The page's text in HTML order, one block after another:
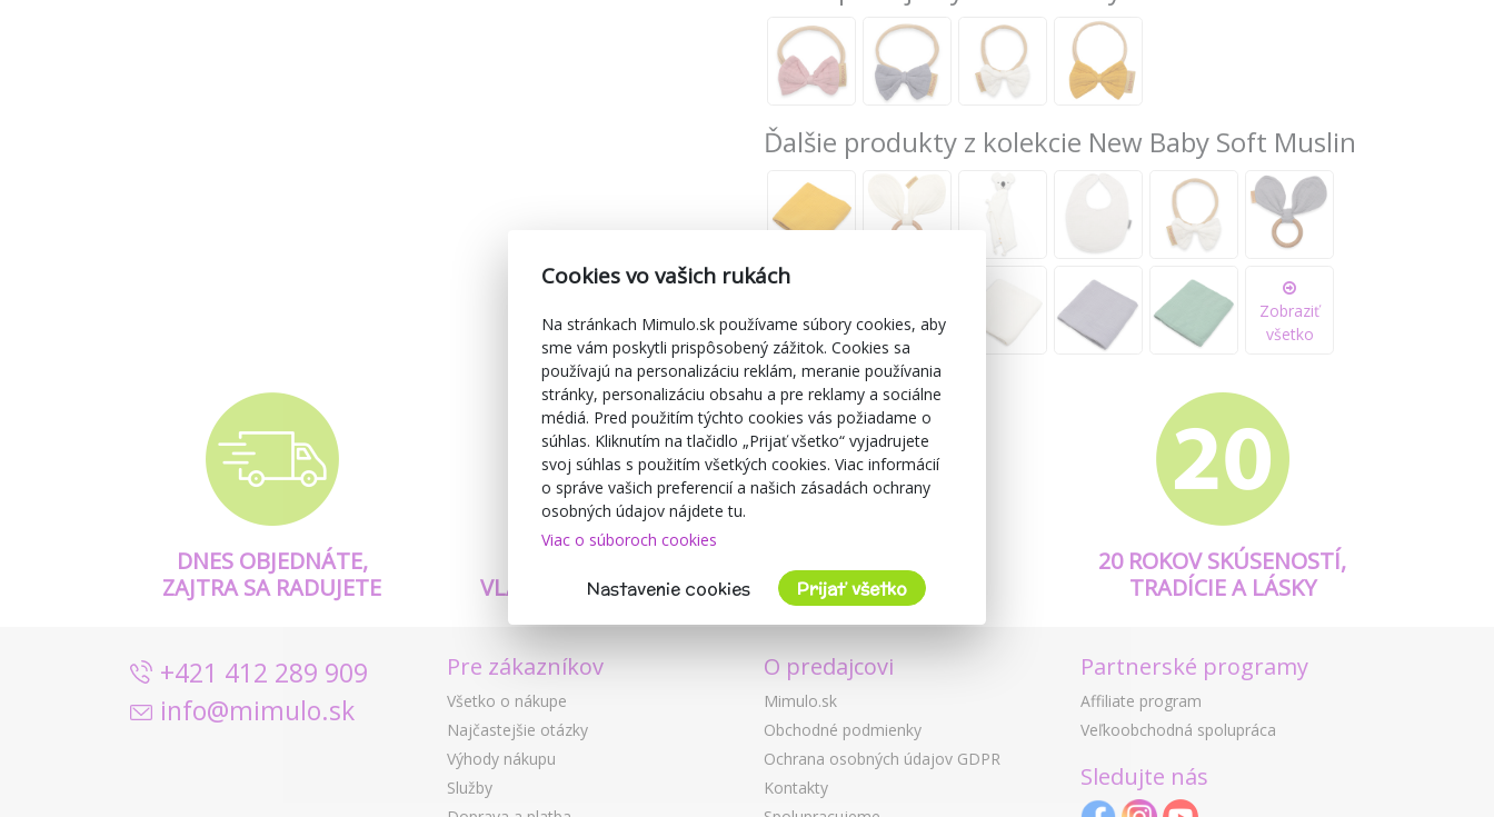
Ďalšie produkty z kolekcie New Baby Soft Muslin
Zobraziť
všetko
DNES OBJEDNÁTE,
ZAJTRA SA RADUJETE
VLASTNÉ PRODUKTY
A KVALITA
20 ROKOV SKÚSENOSTÍ,
TRADÍCIE A LÁSKY
+421 412 289 909
info@mimulo.sk
Pre zákazníkov
Všetko o nákupe
Najčastejšie otázky
Výhody nákupu
Služby
O predajcovi
Mimulo.sk
Obchodné podmienky
Ochrana osobných údajov GDPR
Kontakty
Partnerské programy
Affiliate program
Veľkoobchodná spolupráca
Sledujte nás
Cookies vo vašich rukách
Na stránkach Mimulo.sk používame súbory cookies, aby
sme vám poskytli prispôsobený zážitok. Cookies sa
používajú na personalizáciu reklám, meranie používania
stránky, personalizáciu obsahu a pre reklamy a sociálne
médiá. Pred použitím týchto cookies vás požiadame o
súhlas. Kliknutím na tlačidlo „Prijať všetko“ vyjadrujete
svoj súhlas s použitím všetkých cookies. Viac informácií
o správe vašich preferencií a našich zásadách ochrany
osobných údajov nájdete tu.
Viac o súboroch cookies
Nastavenie cookies Prijať všetko